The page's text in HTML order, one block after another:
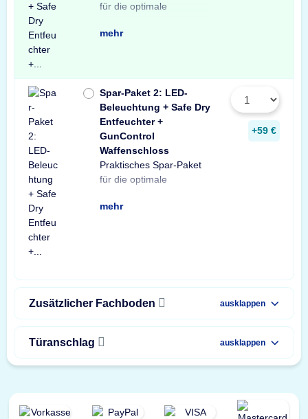
für die optimale
Tresors. Das Spar-Paket
LED-Tresorbeleuchtung
einem Safe Dry
und Tresore sowie einer
Dokumententasche.
unschlagbaren
mehr
Spar-Paket 2: LED-
Beleuchtung + Safe Dry
Entfeuchter +
GunControl
Waffenschloss
Praktisches Spar-Paket
für die optimale
Ausstattung Ihres
Waffenschranks. Das
Spar-Paket besteht aus
einer X-Light LED-
Tresorbeleuchtung mit
Bewegungssensor, einem
Safe Dry Entfeuchter für
Schränke und Tresore
sowie einem GunControl
Waffenschloss. Profitieren
Sie von dem
unschlagbaren
mehr
+59 €
Zusätzlicher Fachboden ausklappen
Türanschlag ausklappen